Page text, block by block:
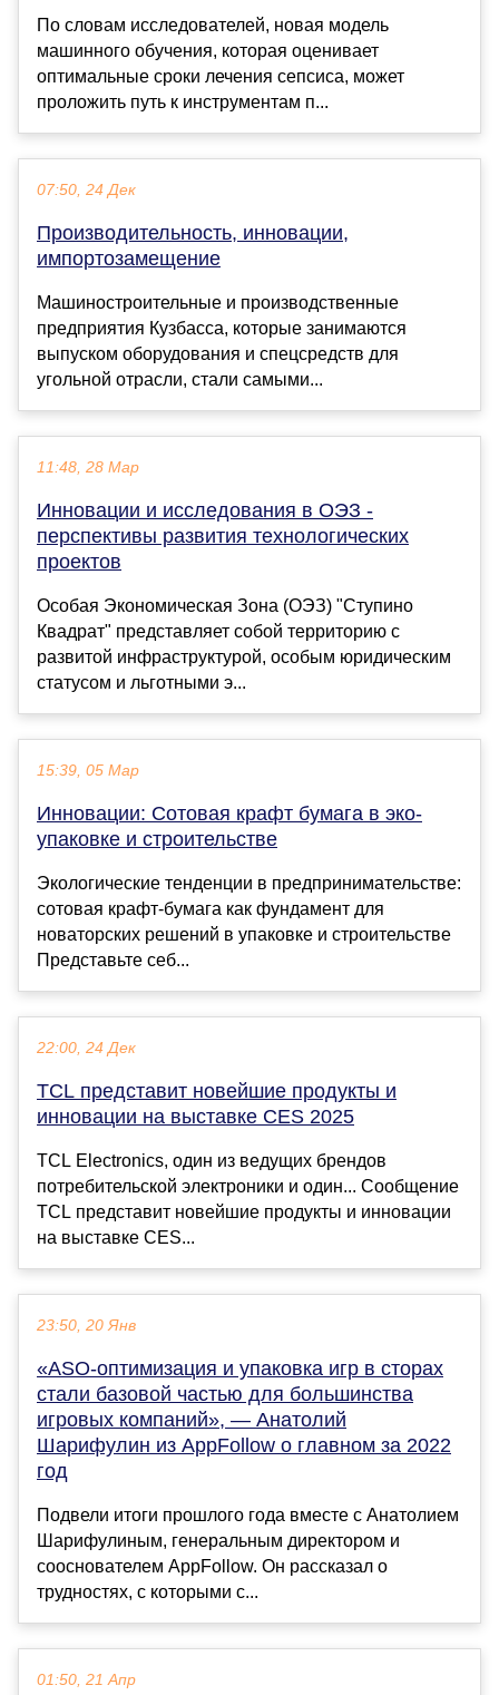
По словам исследователей, новая модель
машинного обучения, которая оценивает
оптимальные сроки лечения сепсиса, может
проложить путь к инструментам п...
07:50, 24 Дек
Производительность, инновации,
импортозамещение
Машиностроительные и производственные
предприятия Кузбасса, которые занимаются
выпуском оборудования и спецсредств для
угольной отрасли, стали самыми...
11:48, 28 Мар
Инновации и исследования в ОЭЗ -
перспективы развития технологических
проектов
Особая Экономическая Зона (ОЭЗ) "Ступино
Квадрат" представляет собой территорию с
развитой инфраструктурой, особым юридическим
статусом и льготными э...
15:39, 05 Мар
Инновации: Сотовая крафт бумага в эко-
упаковке и строительстве
Экологические тенденции в предпринимательстве:
сотовая крафт-бумага как фундамент для
новаторских решений в упаковке и строительстве
Представьте себ...
22:00, 24 Дек
TCL представит новейшие продукты и
инновации на выставке CES 2025
TCL Electronics, один из ведущих брендов
потребительской электроники и один... Сообщение
TCL представит новейшие продукты и инновации
на выставке CES...
23:50, 20 Янв
«ASO-оптимизация и упаковка игр в сторах
стали базовой частью для большинства
игровых компаний», — Анатолий
Шарифулин из AppFollow о главном за 2022
год
Подвели итоги прошлого года вместе с Анатолием
Шарифулиным, генеральным директором и
сооснователем AppFollow. Он рассказал о
трудностях, с которыми с...
01:50, 21 Апр